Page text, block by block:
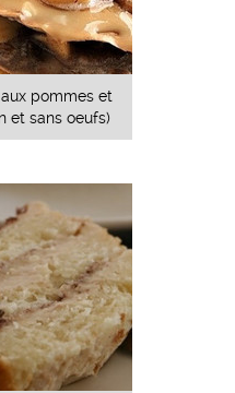
pommes et
et sans oeufs)